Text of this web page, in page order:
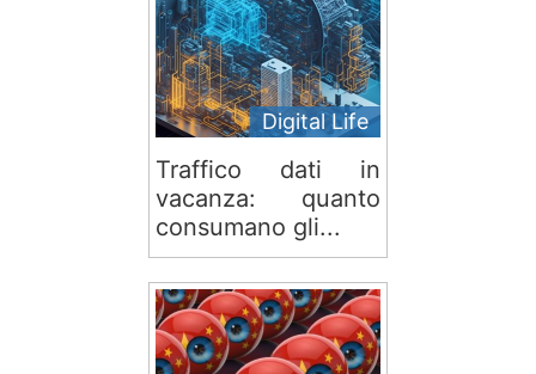
Digital Life
Traffico dati in
vacanza: quanto
consumano gli...